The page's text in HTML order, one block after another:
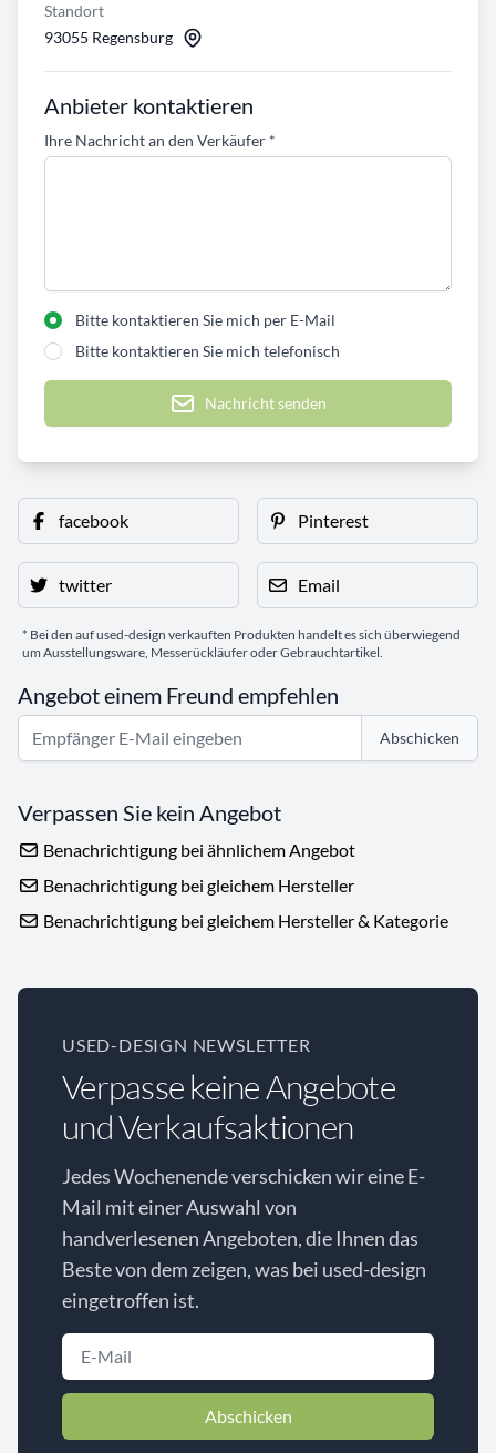
Standort
93055 Regensburg
Anbieter kontaktieren
Ihre Nachricht an den Verkäufer *
Bitte kontaktieren Sie mich per E-Mail
Bitte kontaktieren Sie mich telefonisch
Nachricht senden
facebook Pinterest
twitter Email
* Bei den auf used-design verkauften Produkten handelt es sich überwiegend
um Ausstellungsware, Messerückläufer oder Gebrauchtartikel.
Angebot einem Freund empfehlen
Abschicken
Verpassen Sie kein Angebot
Benachrichtigung bei ähnlichem Angebot
Benachrichtigung bei gleichem Hersteller
Benachrichtigung bei gleichem Hersteller & Kategorie
USED-DESIGN NEWSLETTER
Verpasse keine Angebote
und Verkaufsaktionen
Jedes Wochenende verschicken wir eine E-
Mail mit einer Auswahl von
handverlesenen Angeboten, die Ihnen das
Beste von dem zeigen, was bei used-design
eingetroffen ist.
Abschicken